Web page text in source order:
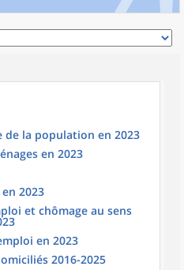
la population en 2023
en 2023
2023
et chômage au sens
en 2023
2016-2025